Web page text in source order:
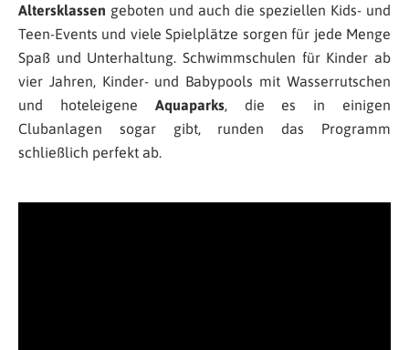
Altersklassen geboten und auch die speziellen Kids- und
Teen-Events und viele Spielplätze sorgen für jede Menge
Spaß und Unterhaltung. Schwimmschulen für Kinder ab
vier Jahren, Kinder- und Babypools mit Wasserrutschen
und hoteleigene Aquaparks, die es in einigen
Clubanlagen sogar gibt, runden das Programm
schließlich perfekt ab.